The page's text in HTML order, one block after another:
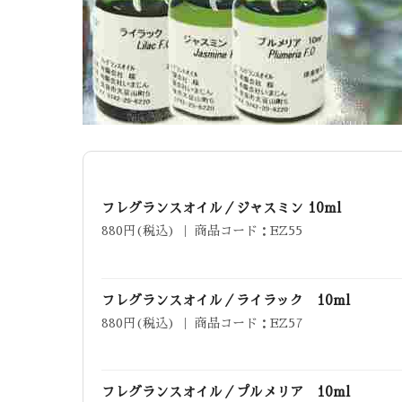
フレグランスオイル／ジャスミン 10ml
880円(税込) ｜ 商品コード：EZ55
フレグランスオイル／ライラック 10ml
880円(税込) ｜ 商品コード：EZ57
フレグランスオイル／プルメリア 10ml